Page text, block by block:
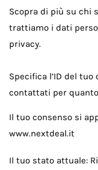
Scopra di più su chi
trattiamo i dati
privacy.
Specifica l’ID del
contattati per
Il tuo consenso si
www.nextdeal.it
Il tuo stato attuale: